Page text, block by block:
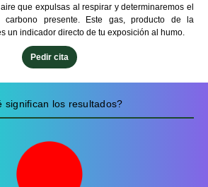
que expulsas al respirar y determinaremos el
presente. Este gas, producto de la
un indicador directo de tu exposición al humo.
Pedir cita
significan los resultados?